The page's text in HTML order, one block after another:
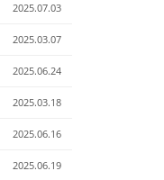
2025.07.03
2025.03.07
2025.06.24
2025.03.18
2025.06.16
2025.06.19